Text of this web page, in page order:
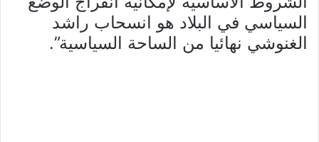
السياسي في البلاد هو انسحاب راشد
الغنوشي نهائيا من الساحة السياسية”.